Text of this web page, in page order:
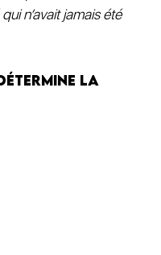
n’avait jamais été
la